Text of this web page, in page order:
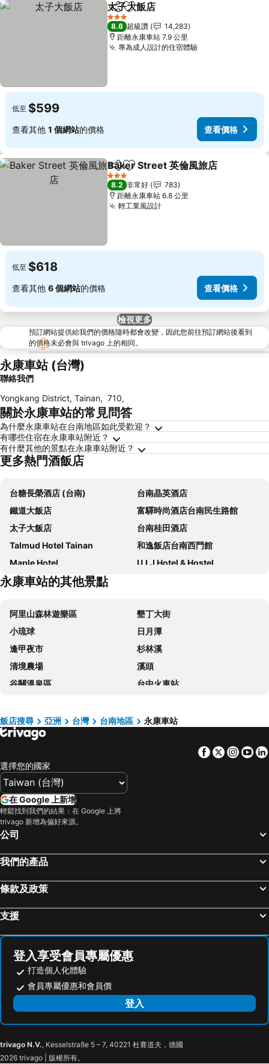
分享 加入我的最愛
太子大飯店
3 星級
8.6 超級讚
14,283
距離永康車站 7.9 公里
專為成人設計的住宿體驗
低至 $599
查看其他 1 個網站的價格 查看價格
分享 加入我的最愛
Baker Street 英倫風旅店
3 星級
8.2 非常好
783
距離永康車站 6.8 公里
輕工業風設計
低至 $618
查看其他 6 個網站的價格 查看價格
檢視更多
預訂網站提供給我們的價格隨時都會改變，因此您前往預訂網站後看到
的價格未必會與 trivago 上的相同。
永康車站 (台灣)
聯絡我們
Yongkang District, Tainan, 710,
關於永康車站的常見問答
為什麼永康車站在台南地區如此受歡迎？
有哪些住宿在永康車站附近？
有什麼其他的景點在永康車站附近？
更多熱門酒飯店
台糖長榮酒店 (台南)
台南晶英酒店
鐵道大飯店
富驛時尚酒店台南民生路館
太子大飯店
台南桂田酒店
Talmud Hotel Tainan
和逸飯店台南西門館
Maple Hotel
U.I.J Hotel & Hostel
Just Sleep Tainan Ten-drum
台南富信大飯店
Hotel Leisure Tainanxinglu-xiangnongchaolu
Hotel Brown - Zhongzheng
台南大飯店
Taipung Suites
Lakeshore Hotel Tainan
Shangri-La Far Eastern Tainan
台南老爺行旅
Grand Banyan Hotel
台南新朝代飯店
月見溪行館
Jiuning Business Hotel
CHECK inn Select Tainan YongKang
Hotel Château Anping
Changyu Hotel
致穩人文商旅
Hotel Brown - Chihkan Branch
樺谷大飯店
Anping Business Hotel
28 the loft 閣樓
Baker Street 英倫風旅店
Hotel Rich
Cambridge Yongkang
Hotel Les Tainan
微漾輕旅
DiDi House民宿
奇遇果文旅 Key We Go Hotel
樹舍 包棟民宿
永康車站的其他景點
阿里山森林遊樂區
墾丁大街
小琉球
日月潭
逢甲夜市
杉林溪
清境農場
溪頭
谷關溫泉區
台中火車站
台中一中商圈
四重溪溫泉
高雄巨蛋捷運站
武陵農場
台南花園夜市
高雄火車站
嘉義車站
台東車站
高雄夢時代購物中心
高雄六合夜市
合歡山
高雄小港國際機場
台中烏日高鐵站
嘉義高鐵站
85大樓
台南安平古堡
飛牛牧場
台南高鐵站
高雄義大世界
永康車站
國立台灣歷史博物館
飯店搜尋 亞洲 台灣 台南地區 永康車站
Facebook
Twitter
選擇您的國家
在 Google 上新增
輕鬆找到我們的結果：在 Google 上將
trivago 新增為偏好來源。
公司
我們的產品
條款及政策
支援
登入享受會員專屬優惠
打造個人化體驗
會員專屬優惠和會員價
登入
trivago N.V., Kesselstraße 5 – 7, 40221 杜賽道夫，德國
2026 trivago | 版權所有。